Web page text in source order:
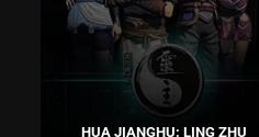
HUA JIANGHU: LING ZHU